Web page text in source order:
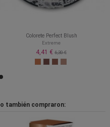
Colorete Perfect Blush
Extreme
4,41 € 6,30 €
también compraron: